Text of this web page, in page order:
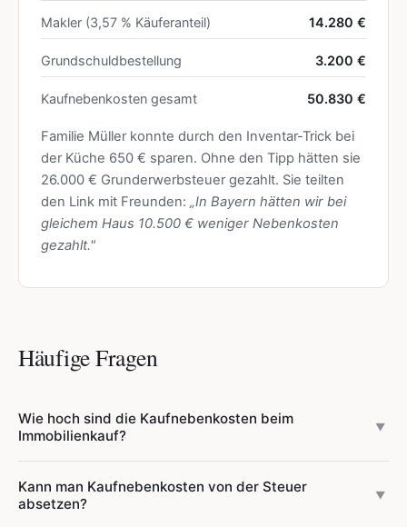
Makler (3,57 % Käuferanteil) 14.280 €
Grundschuldbestellung 3.200 €
Kaufnebenkosten gesamt 50.830 €
Familie Müller konnte durch den Inventar-Trick bei
der Küche 650 € sparen. Ohne den Tipp hätten sie
26.000 € Grunderwerbsteuer gezahlt. Sie teilten
den Link mit Freunden: „In Bayern hätten wir bei
gleichem Haus 10.500 € weniger Nebenkosten
gezahlt."
Häufige Fragen
Wie hoch sind die Kaufnebenkosten beim
Immobilienkauf?
▼
des Kaufpreises. Sie setzen sich zusammen aus:
Kann man Kaufnebenkosten von der Steuer
absetzen?
▼